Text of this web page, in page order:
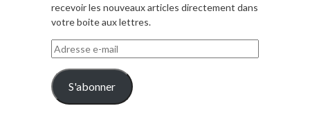
recevoir les nouveaux articles directement dans
votre boite aux lettres.
Adresse
e-
mail
S'abonner